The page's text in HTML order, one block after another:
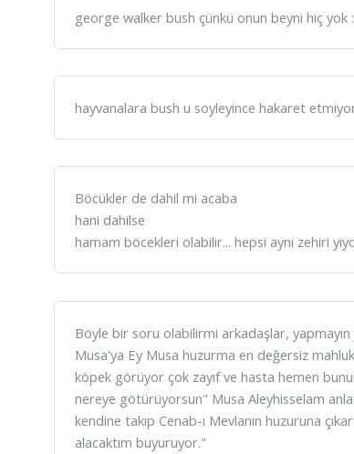
george walker bush çünkü onun beyni hiç yok
hayvanalara bush u soyleyince hakaret
Böcükler de dahil mi acaba
hani dahilse
hamam böcekleri olabilir... hepsi aynı zehiri yiyo
Böyle bir soru olabilirmi arkadaşlar, yapmayın
Musa'ya Ey Musa huzurma en değersiz
köpek görüyor çok zayıf ve hasta hemen
nereye götürüyorsun" Musa Aleyhisselam
kendine takıp Cenab-ı Mevlanın huzuruna
alacaktım buyuruyor."